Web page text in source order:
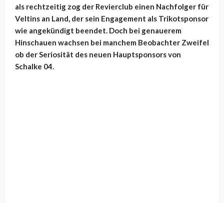
als rechtzeitig zog der Revierclub einen Nachfolger für
Veltins an Land, der sein Engagement als Trikotsponsor
wie angekündigt beendet. Doch bei genauerem
Hinschauen wachsen bei manchem Beobachter Zweifel
ob der Seriosität des neuen Hauptsponsors von
Schalke 04.